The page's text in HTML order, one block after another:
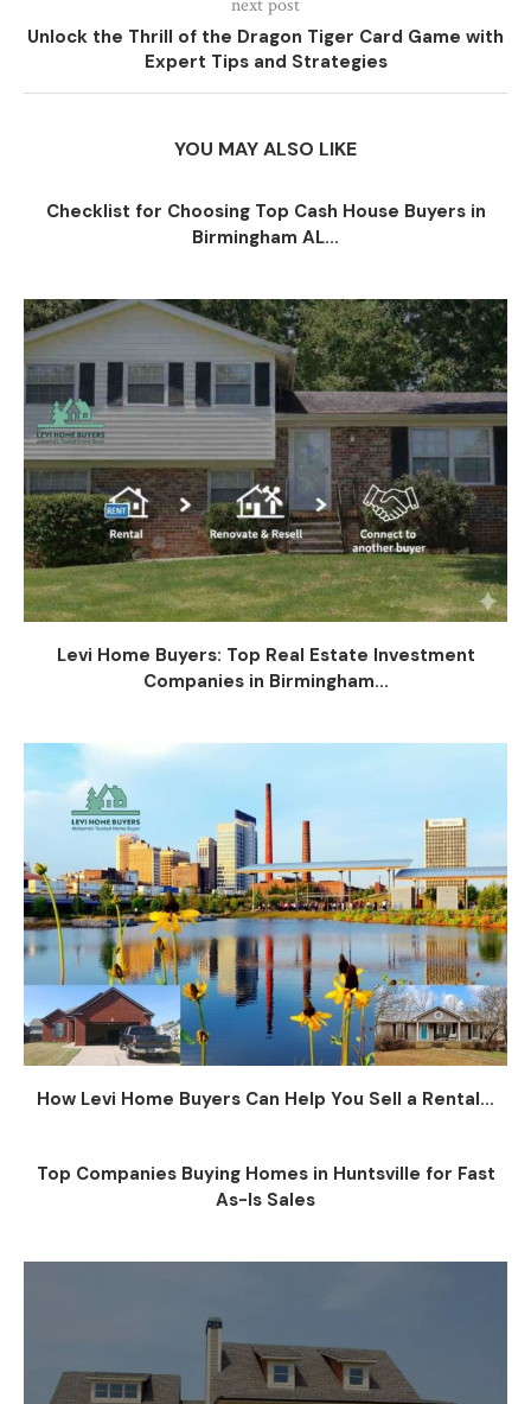
next post
Unlock the Thrill of the Dragon Tiger Card Game with
Expert Tips and Strategies
YOU MAY ALSO LIKE
Checklist for Choosing Top Cash House Buyers in
Birmingham AL...
Levi Home Buyers: Top Real Estate Investment
Companies in Birmingham...
How Levi Home Buyers Can Help You Sell a Rental...
Top Companies Buying Homes in Huntsville for Fast
As-Is Sales